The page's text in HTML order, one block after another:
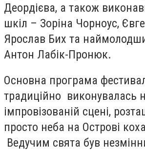
Деордієва, а також
шкіл – Зоріна Чорноус,
Ярослав Бих та
Антон Лабік-Пронюк.
Основна програма
традиційно виконувалась
імпровізованій сцені,
просто неба на Острові
Ведучим свята був